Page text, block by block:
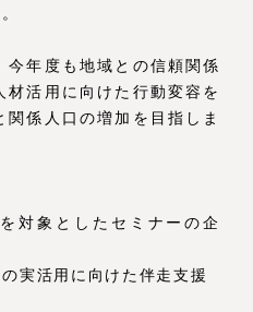
年度も地域との信頼関係
活用に向けた行動変容を
係人口の増加を目指しま
対象としたセミナーの企
実活用に向けた伴走支援